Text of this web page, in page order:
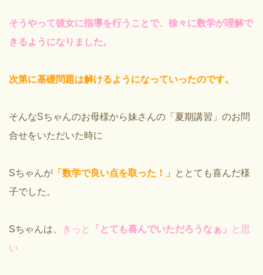
そうやって彼女に指導を行うことで、徐々に数学が理解で
きるようになりました。
次第に基礎問題は解けるようになっていったのです。
そんなSちゃんのお母様から妹さんの「夏期講習」のお問
合せをいただいた時に
Sちゃんが 「数学で良い点を取った！」 ととても喜んだ様
子でした。
Sちゃんは、 きっと 「とても喜んでいただろうなぁ」
と思
い